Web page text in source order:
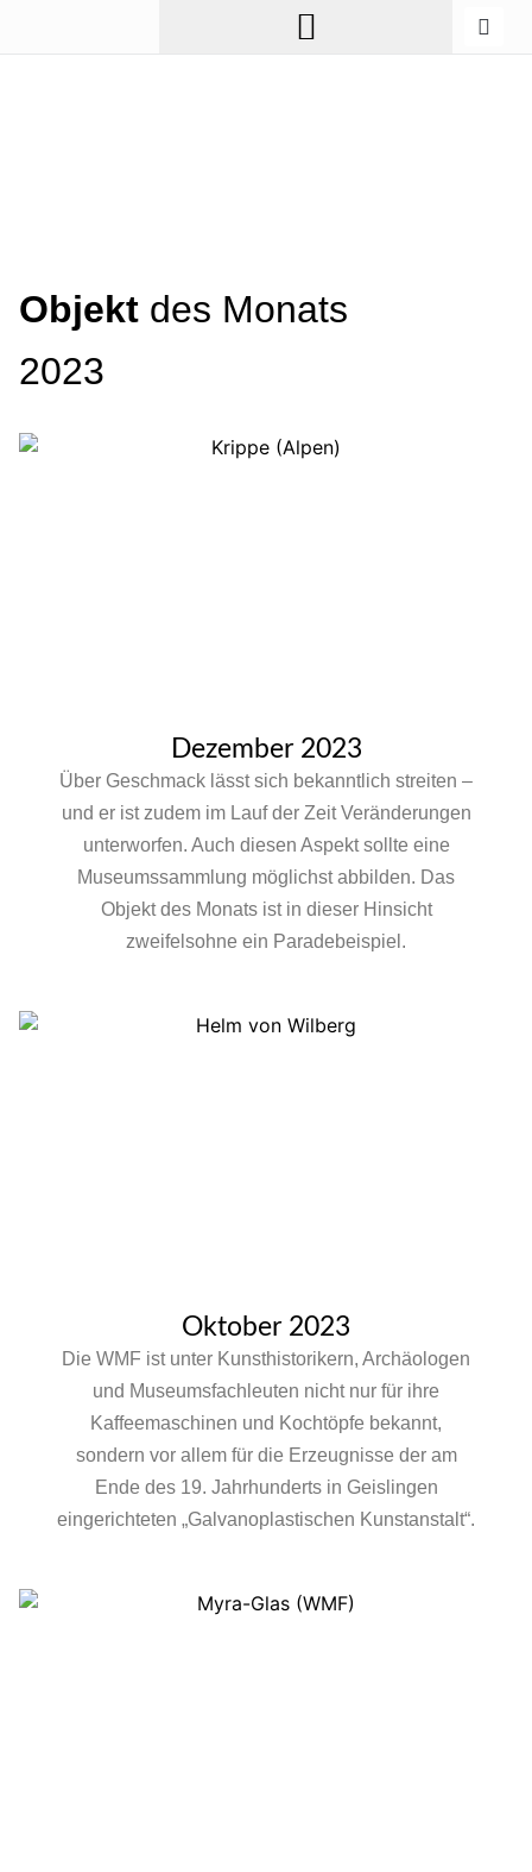
Objekt des Monats
2023
Dezember 2023
Über Geschmack lässt sich bekanntlich streiten –
und er ist zudem im Lauf der Zeit Veränderungen
unterworfen. Auch diesen Aspekt sollte eine
Museumssammlung möglichst abbilden. Das
Objekt des Monats ist in dieser Hinsicht
zweifelsohne ein Paradebeispiel.
Oktober 2023
Die WMF ist unter Kunsthistorikern, Archäologen
und Museumsfachleuten nicht nur für ihre
Kaffeemaschinen und Kochtöpfe bekannt,
sondern vor allem für die Erzeugnisse der am
Ende des 19. Jahrhunderts in Geislingen
eingerichteten „Galvanoplastischen Kunstanstalt“.